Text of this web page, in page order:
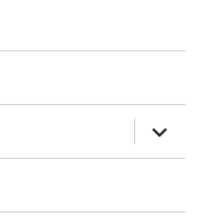
ouvrir
le
sous-